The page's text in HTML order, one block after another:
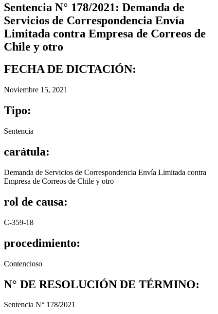
Sentencia N° 178/2021: Demanda de
Servicios de Correspondencia Envía
Limitada contra Empresa de Correos de
Chile y otro
FECHA DE DICTACIÓN:
Noviembre 15, 2021
Tipo:
Sentencia
carátula:
Demanda de Servicios de Correspondencia Envía Limitada contra
Empresa de Correos de Chile y otro
rol de causa:
C-359-18
procedimiento:
Contencioso
N° DE RESOLUCIÓN DE TÉRMINO:
Sentencia N° 178/2021